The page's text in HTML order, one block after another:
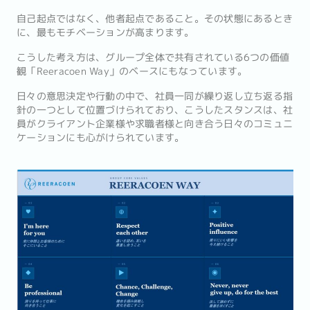
自己起点ではなく、他者起点であること。その状態にあるとき
に、最もモチベーションが高まります。
こうした考え方は、グループ全体で共有されている6つの価値
観「Reeracoen Way」のベースにもなっています。
日々の意思決定や行動の中で、社員一同が繰り返し立ち返る指
針の一つとして位置づけられており、こうしたスタンスは、社
員がクライアント企業様や求職者様と向き合う日々のコミュニ
ケーションにも心がけられています。